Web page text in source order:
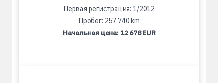
Первая регистрация: 1/2012
Пробег: 257 740 km
Начальная цена:12 678 EUR